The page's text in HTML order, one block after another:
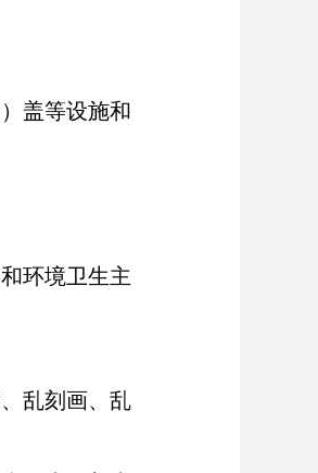
盖等设施和
环境卫生主
乱刻画、乱